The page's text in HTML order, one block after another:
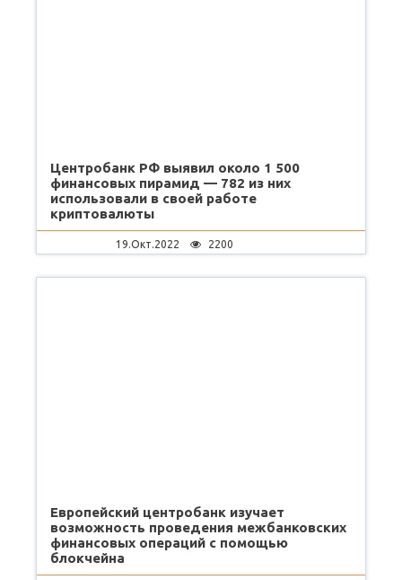
Центробанк РФ выявил около 1 500
финансовых пирамид — 782 из них
использовали в своей работе
криптовалюты
19.Окт.2022 2200
Европейский центробанк изучает
возможность проведения межбанковских
финансовых операций с помощью
блокчейна